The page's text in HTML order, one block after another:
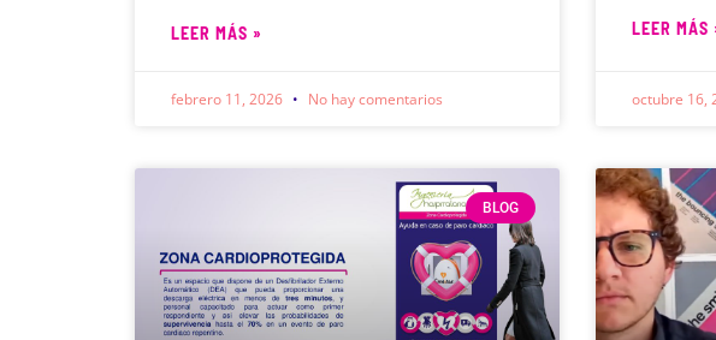
LEER MÁS »
febrero 11, 2026 No hay comentarios
LEER MÁS
octubre 16,
BLOG